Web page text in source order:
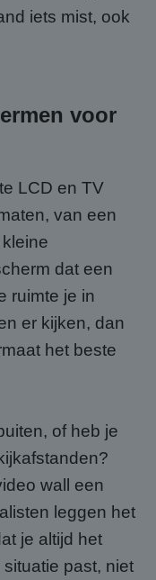
iets mist, ook
voor
LCD en TV
van een
dat een
ruimte je in
er kijken, dan
het beste
of heb je
wall een
leggen het
je altijd het
past, niet